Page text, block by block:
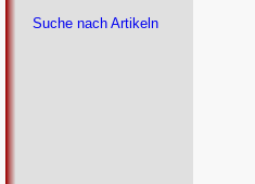
Suche nach Artikeln